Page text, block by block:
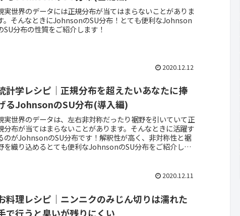
実世界のデータには正規分布が当てはまらないことがありま
。そんなときにJohnsonのSU分布！とても便利なJohnson
SU分布の性質をご紹介します！
2020.12.12
計学レシピ｜正規分布を超えたいあなたに捧
るJohnsonのSU分布(導入編)
実世界のデータは、左右非対称だったり裾野を引いていて正
分布が当てはまらないことがあります。そんなときに活躍す
のがJohnsonのSU分布です！解釈性が高く、非対称性と裾
を織り込めるとても便利なJohnsonのSU分布をご紹介しま
2020.12.11
料理レシピ｜ニンニクのみじん切りは濡れた
で行うと臭いが残りにくい